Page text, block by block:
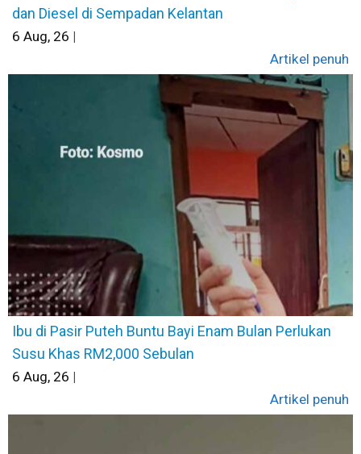
dan Diesel di Sempadan Kelantan
6 Aug, 26 |
Artikel penuh
Ibu di Pasir Puteh Buntu Bayi Enam Bulan Perlukan
Susu Khas RM2,000 Sebulan
6 Aug, 26 |
Artikel penuh